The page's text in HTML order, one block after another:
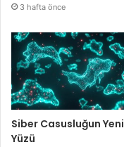
3 hafta önce
Siber Casusluğun Yeni
Yüzü